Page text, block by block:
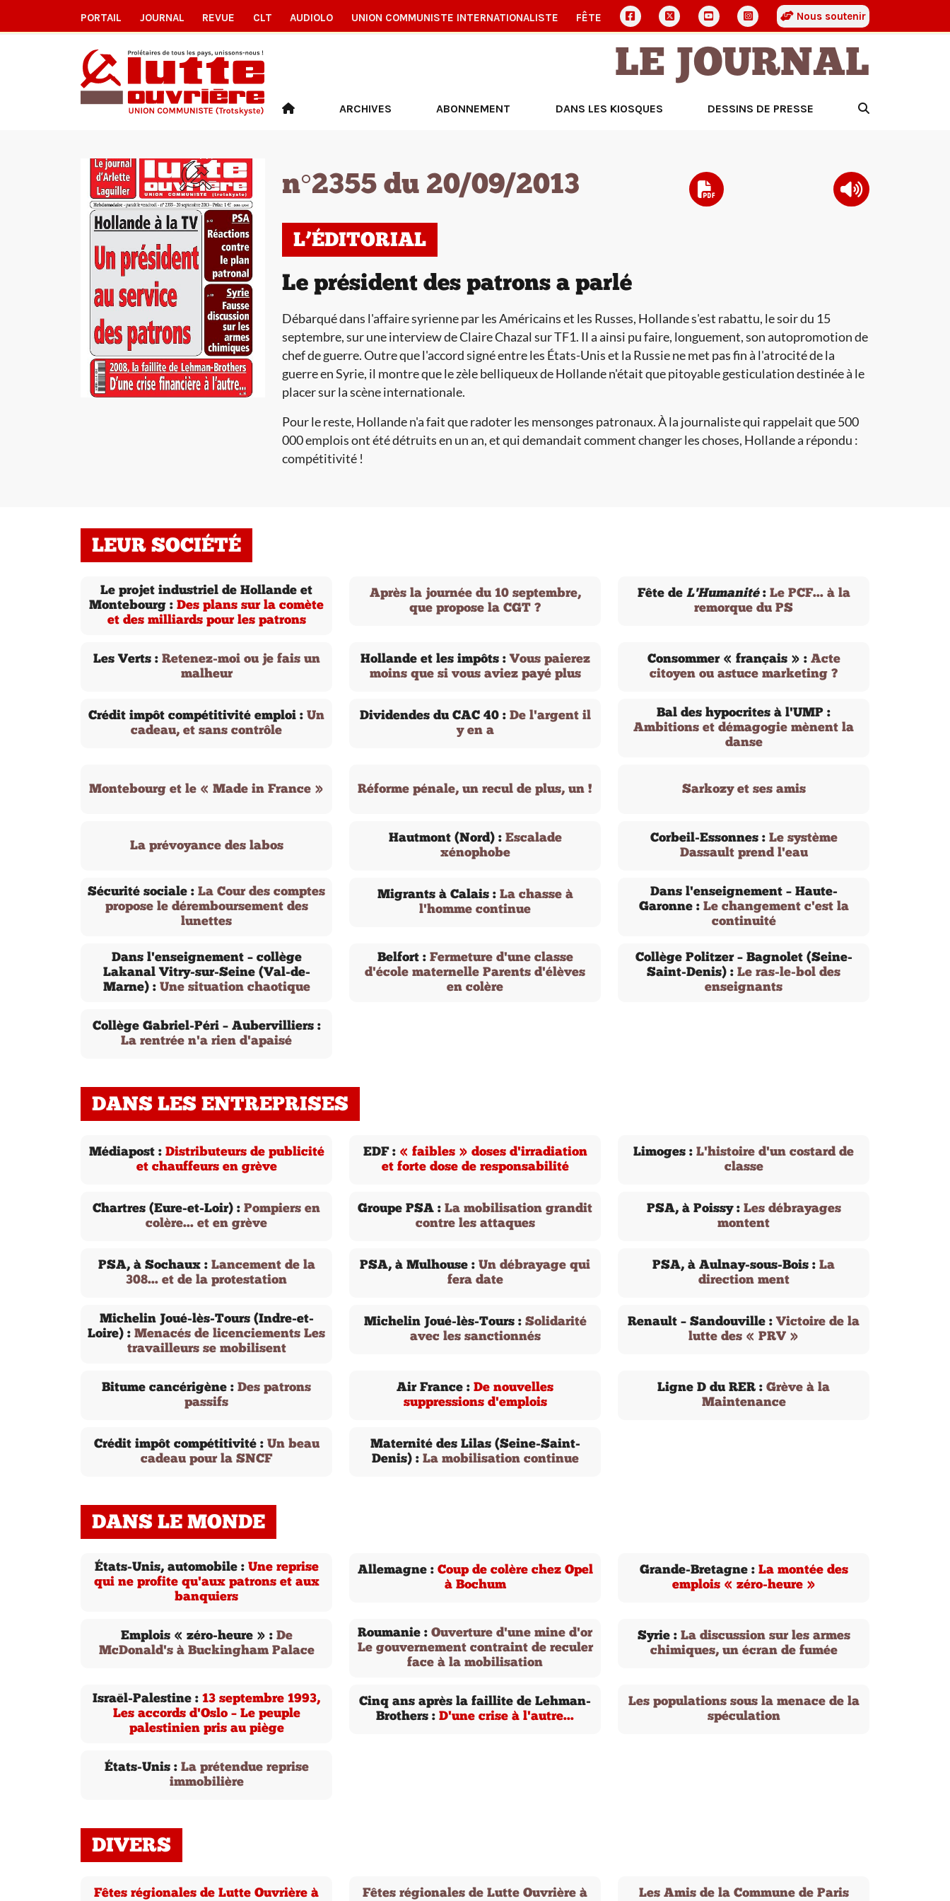
PORTAIL JOURNAL REVUE CLT AUDIOLO UNION COMMUNISTE INTERNATIONALISTE FÊTE Nous soutenir
LE JOURNAL
ARCHIVES ABONNEMENT DANS LES KIOSQUES DESSINS DE PRESSE
n°2355 du 20/09/2013
L’ÉDITORIAL
Le président des patrons a parlé
Débarqué dans l'affaire syrienne par les Américains et les Russes, Hollande s'est rabattu, le soir du 15
septembre, sur une interview de Claire Chazal sur TF1. Il a ainsi pu faire, longuement, son autopromotion de
chef de guerre. Outre que l'accord signé entre les États-Unis et la Russie ne met pas fin à l'atrocité de la
guerre en Syrie, il montre que le zèle belliqueux de Hollande n'était que pitoyable gesticulation destinée à le
placer sur la scène internationale.
Pour le reste, Hollande n'a fait que radoter les mensonges patronaux. À la journaliste qui rappelait que 500
000 emplois ont été détruits en un an, et qui demandait comment changer les choses, Hollande a répondu :
compétitivité !
LEUR SOCIÉTÉ
Le projet industriel de Hollande et
Montebourg : Des plans sur la comète
et des milliards pour les patrons
Après la journée du 10 septembre,
que propose la CGT ?
Fête de L'Humanité: Le PCF... à la
remorque du PS
Les Verts : Retenez-moi ou je fais un
malheur
Hollande et les impôts : Vous paierez
moins que si vous aviez payé plus
Consommer « français » : Acte
citoyen ou astuce marketing ?
Crédit impôt compétitivité emploi : Un
cadeau, et sans contrôle
Dividendes du CAC 40 : De l'argent il
y en a
Bal des hypocrites à l'UMP :
Ambitions et démagogie mènent la
danse
Montebourg et le « Made in France » Réforme pénale, un recul de plus, un ! Sarkozy et ses amis
La prévoyance des labos
Hautmont (Nord) : Escalade
xénophobe
Corbeil-Essonnes : Le système
Dassault prend l'eau
Sécurité sociale : La Cour des comptes
propose le déremboursement des
lunettes
Migrants à Calais : La chasse à
l'homme continue
Dans l'enseignement – Haute-
Garonne : Le changement c'est la
continuité
Dans l'enseignement – collège
Lakanal Vitry-sur-Seine (Val-de-
Marne) : Une situation chaotique
Belfort : Fermeture d'une classe
d'école maternelle Parents d'élèves
en colère
Collège Politzer – Bagnolet (Seine-
Saint-Denis) : Le ras-le-bol des
enseignants
Collège Gabriel-Péri – Aubervilliers :
La rentrée n'a rien d'apaisé
DANS LES ENTREPRISES
Médiapost : Distributeurs de publicité
et chauffeurs en grève
EDF : « faibles » doses d'irradiation
et forte dose de responsabilité
Limoges : L'histoire d'un costard de
classe
Chartres (Eure-et-Loir) : Pompiers en
colère... et en grève
Groupe PSA : La mobilisation grandit
contre les attaques
PSA, à Poissy : Les débrayages
montent
PSA, à Sochaux : Lancement de la
308... et de la protestation
PSA, à Mulhouse : Un débrayage qui
fera date
PSA, à Aulnay-sous-Bois : La
direction ment
Michelin Joué-lès-Tours (Indre-et-
Loire) : Menacés de licenciements Les
travailleurs se mobilisent
Michelin Joué-lès-Tours : Solidarité
avec les sanctionnés
Renault – Sandouville : Victoire de la
lutte des « PRV »
Bitume cancérigène : Des patrons
passifs
Air France : De nouvelles
suppressions d'emplois
Ligne D du RER : Grève à la
Maintenance
Crédit impôt compétitivité : Un beau
cadeau pour la SNCF
Maternité des Lilas (Seine-Saint-
Denis) : La mobilisation continue
DANS LE MONDE
États-Unis, automobile : Une reprise
qui ne profite qu'aux patrons et aux
banquiers
Allemagne : Coup de colère chez Opel
à Bochum
Grande-Bretagne : La montée des
emplois « zéro-heure »
Emplois « zéro-heure » : De
McDonald's à Buckingham Palace
Roumanie : Ouverture d'une mine d'or
Le gouvernement contraint de reculer
face à la mobilisation
Syrie : La discussion sur les armes
chimiques, un écran de fumée
Israël-Palestine : 13 septembre 1993,
Les accords d'Oslo – Le peuple
palestinien pris au piège
Cinq ans après la faillite de Lehman-
Brothers : D'une crise à l'autre...
Les populations sous la menace de la
spéculation
États-Unis : La prétendue reprise
immobilière
DIVERS
Fêtes régionales de Lutte Ouvrière à Fêtes régionales de Lutte Ouvrière à Les Amis de la Commune de Paris